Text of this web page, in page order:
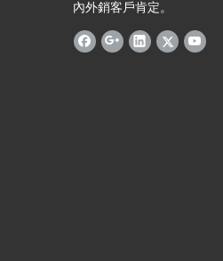
內外銷客戶肯定。